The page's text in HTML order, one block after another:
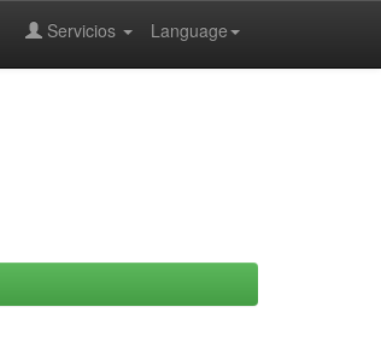
Language
Servicios